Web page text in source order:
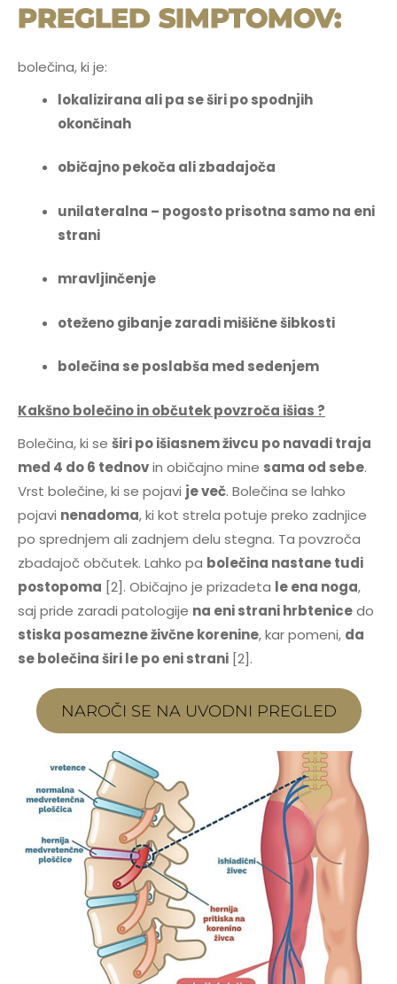
PREGLED SIMPTOMOV:
bolečina, ki je:
lokalizirana ali pa se širi po spodnjih
okončinah
običajno pekoča ali zbadajoča
unilateralna – pogosto prisotna samo na eni
strani
mravljinčenje
oteženo gibanje zaradi mišične šibkosti
bolečina se poslabša med sedenjem
Kakšno bolečino in občutek povzroča išias ?
Bolečina, ki se širi po išiasnem živcu po navadi traja
med 4 do 6 tednovin običajno mine sama od sebe.
Vrst bolečine, ki se pojavi je več. Bolečina se lahko
pojavi nenadoma, ki kot strela potuje preko zadnjice
po sprednjem ali zadnjem delu stegna. Ta povzroča
zbadajoč občutek. Lahko pa bolečina nastane tudi
postopoma [2]. Običajno je prizadeta le ena noga,
saj pride zaradi patologije na eni strani hrbtenicedo
stiska posamezne živčne korenine, kar pomeni, da
se bolečina širi le po eni strani [2].
NAROČI SE NA UVODNI PREGLED